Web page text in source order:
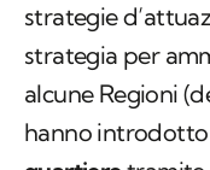
strategie
strategia per
alcune Regioni
hanno introdotto